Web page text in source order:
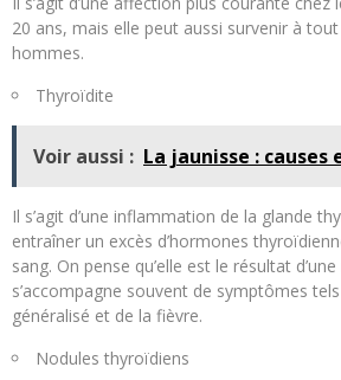
20 ans, mais elle peut aussi survenir à
hommes.
Thyroïdite
Voir aussi : La jaunisse :
Il s’agit d’une inflammation de la glande
entraîner un excès d’hormones
sang. On pense qu’elle est le résultat
s’accompagne souvent de symptômes tels
généralisé et de la fièvre.
Nodules thyroïdiens